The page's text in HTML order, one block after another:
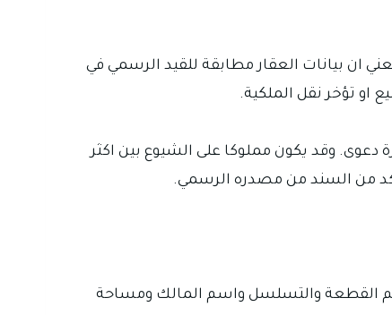
ان بيانات العقار مطابقة للقيد الرسمي في
او تؤخر نقل الملكية.
وقد يكون مملوكا على الشيوع بين اكثر
من السند من مصدره الرسمي.
القطعة والتسلسل واسم المالك ومساحة